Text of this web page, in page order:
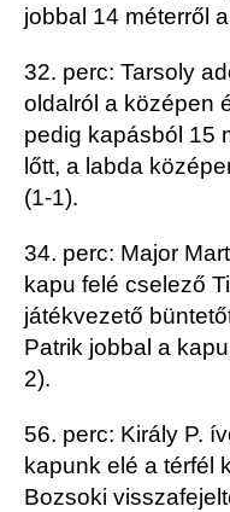
jobbal 14 méterről
32. perc: Tarsoly
oldalról a középen
pedig kapásból 15
lőtt, a labda
(1-1).
34. perc: Major
kapu felé cselező
játékvezető
Patrik jobbal a
2).
56. perc: Király P.
kapunk elé a térfél
Bozsoki